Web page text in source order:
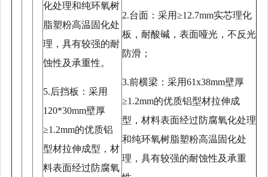
化处理和纯环氧树
脂塑粉高温固化处
理，具有较强的耐
蚀性及承重性。
5.后挡板：采用
120*30mm壁厚
≥1.2mm的优质铝
型材拉伸成型，材
料表面经过防腐氧
2.台面：采用≥12.7mm实芯理化
板，耐酸碱，表面哑光，不反光
防滑；
3.前横梁：采用61x38mm壁厚
≥1.2mm的优质铝型材拉伸成
型，材料表面经过防腐氧化处理
和纯环氧树脂塑粉高温固化处
理，具有较强的耐蚀性及承重